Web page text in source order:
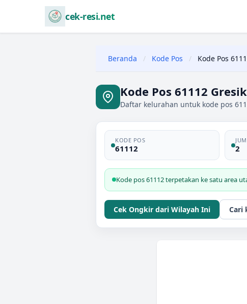
cek-resi.net
Beranda / Kode Pos / Kode Pos
Kode Pos 61112
Daftar kelurahan untuk kode pos
KODE POS
61112 2
Kode pos 61112 terpetakan ke satu area
Cek Ongkir dari Wilayah Ini Cari